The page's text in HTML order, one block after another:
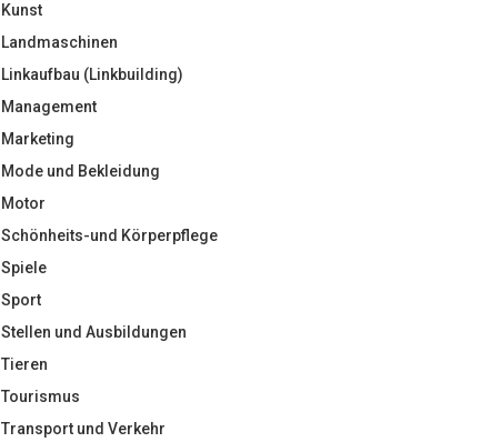
Kunst
Landmaschinen
Linkaufbau (Linkbuilding)
Management
Marketing
Mode und Bekleidung
Motor
Schönheits-und Körperpflege
Spiele
Sport
Stellen und Ausbildungen
Tieren
Tourismus
Transport und Verkehr